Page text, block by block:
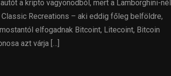
a kripto vagyonodból, mert a Lamborghini-nél
Recreations – aki eddig főleg belföldre,
elfogadnak Bitcoint, Litecoint, Bitcoin
azt várja […]